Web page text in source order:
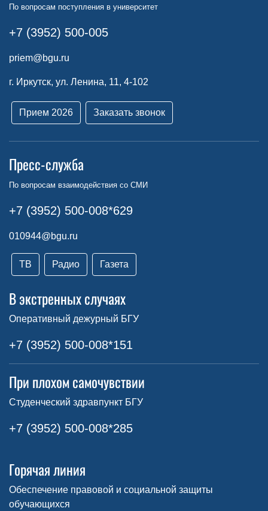
По вопросам поступления в университет
+7 (3952) 500-005
priem@bgu.ru
г. Иркутск, ул. Ленина, 11, 4-102
Прием 2026 Заказать звонок
Пресс-служба
По вопросам взаимодействия со СМИ
+7 (3952) 500-008*629
010944@bgu.ru
ТВ Радио Газета
В экстренных случаях
Оперативный дежурный БГУ
+7 (3952) 500-008*151
При плохом самочувствии
Студенческий здравпункт БГУ
+7 (3952) 500-008*285
Горячая линия
Обеспечение правовой и социальной защиты
обучающихся